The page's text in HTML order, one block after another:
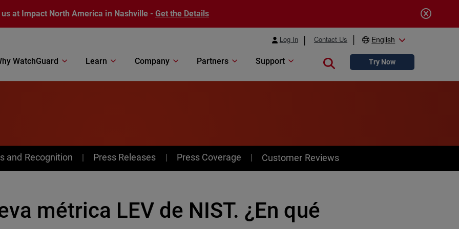
at Impact North America in Nashville - Get the Details
Log In Contact Us English
WatchGuard Learn Company Partners Support Close searchTry Now
and Recognition Press Releases Press Coverage Customer Reviews
métrica LEV de NIST. ¿En qué